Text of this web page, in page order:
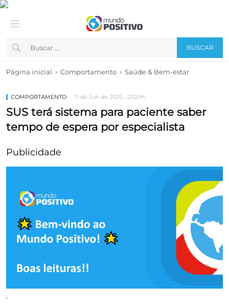
BUSCAR
Página inicial › Comportamento › Saúde & Bem-estar
COMPORTAMENTO 11 de Jun de 2025 - 23:20h
SUS terá sistema para paciente saber
tempo de espera por especialista
Publicidade
.